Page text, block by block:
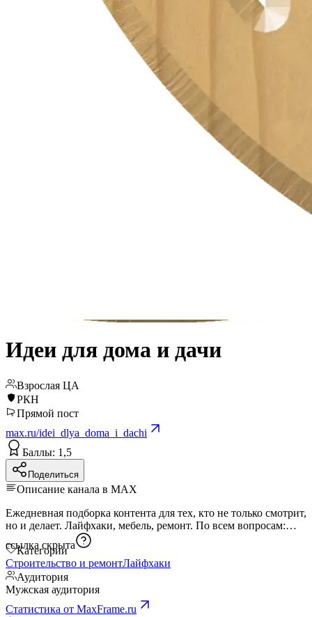
Идеи для дома и дачи
Взрослая ЦА
РКН
Прямой пост
max.ru/idei_dlya_doma_i_dachi
Баллы: 1,5
Поделиться
Описание канала в MAX
Ежедневная подборка контента для тех, кто не только смотрит,
но и делает. Лайфхаки, мебель, ремонт. По всем вопросам:
ссылка скрыта
Категории
Строительство и ремонтЛайфхаки
Аудитория
Мужская аудитория
Статистика от MaxFrame.ru